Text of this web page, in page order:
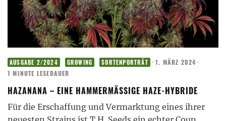
AUSGABE 2/2024 GROWING SORTENPORTRÄT · 1. MÄRZ 2024 ·
1 MINUTE LESEDAUER
HAZANANA – EINE HAMMERMÄSSIGE HAZE-HYBRIDE
Für die Erschaffung und Vermarktung eines ihrer